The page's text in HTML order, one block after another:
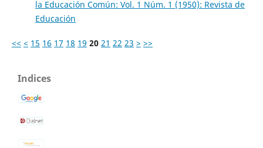
la Educación Común: Vol. 1 Núm. 1 (1950): Revista de
Educación
<< < 15 16 17 18 19 20 21 22 23 > >>
Indices